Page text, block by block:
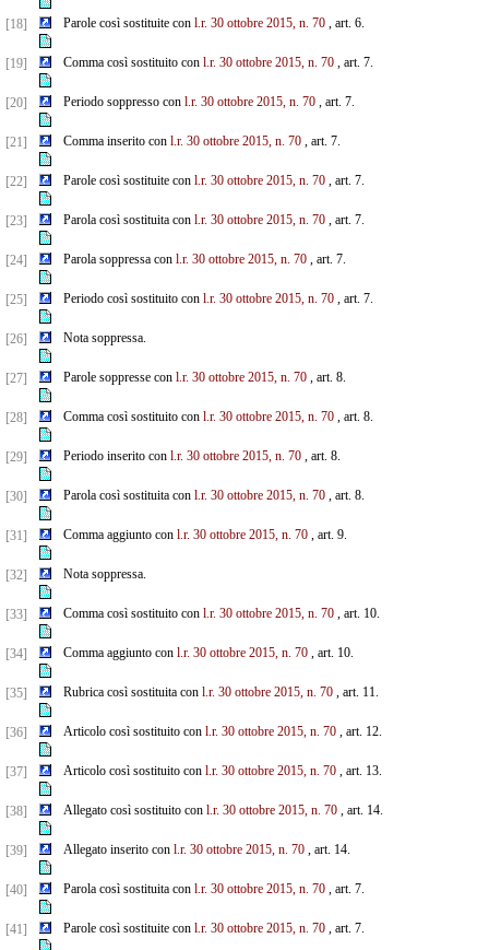
[18] Parole così sostituite con l.r. 30 ottobre 2015, n. 70, art. 6.
[19] Comma così sostituito con l.r. 30 ottobre 2015, n. 70, art. 7.
[20] Periodo soppresso con l.r. 30 ottobre 2015, n. 70, art. 7.
[21] Comma inserito con l.r. 30 ottobre 2015, n. 70, art. 7.
[22] Parole così sostituite con l.r. 30 ottobre 2015, n. 70, art. 7.
[23] Parola così sostituita con l.r. 30 ottobre 2015, n. 70, art. 7.
[24] Parola soppressa con l.r. 30 ottobre 2015, n. 70, art. 7.
[25] Periodo così sostituito con l.r. 30 ottobre 2015, n. 70, art. 7.
[26] Nota soppressa.
[27] Parole soppresse con l.r. 30 ottobre 2015, n. 70, art. 8.
[28] Comma così sostituito con l.r. 30 ottobre 2015, n. 70, art. 8.
[29] Periodo inserito con l.r. 30 ottobre 2015, n. 70, art. 8.
[30] Parola così sostituita con l.r. 30 ottobre 2015, n. 70, art. 8.
[31] Comma aggiunto con l.r. 30 ottobre 2015, n. 70, art. 9.
[32] Nota soppressa.
[33] Comma così sostituito con l.r. 30 ottobre 2015, n. 70, art. 10.
[34] Comma aggiunto con l.r. 30 ottobre 2015, n. 70, art. 10.
[35] Rubrica così sostituita con l.r. 30 ottobre 2015, n. 70, art. 11.
[36] Articolo così sostituito con l.r. 30 ottobre 2015, n. 70, art. 12.
[37] Articolo così sostituito con l.r. 30 ottobre 2015, n. 70, art. 13.
[38] Allegato così sostituito con l.r. 30 ottobre 2015, n. 70, art. 14.
[39] Allegato inserito con l.r. 30 ottobre 2015, n. 70, art. 14.
[40] Parola così sostituita con l.r. 30 ottobre 2015, n. 70, art. 7.
[41] Parole così sostituite con l.r. 30 ottobre 2015, n. 70, art. 7.